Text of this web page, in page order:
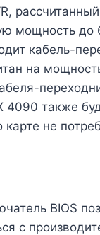
мощность до
кабель-
на
4090 также
карте не
BIOS
с